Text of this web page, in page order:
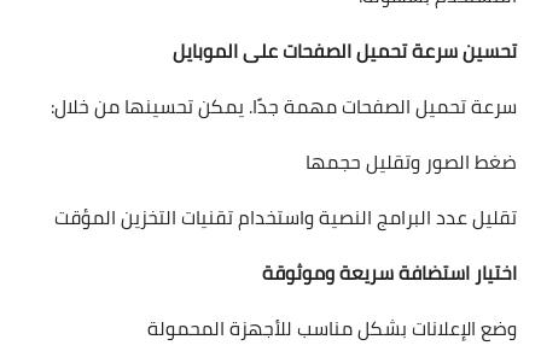
تحسين سرعة تحميل الصفحات على الموبايل
سرعة تحميل الصفحات مهمة جدًا. يمكن تحسينها من خلال:
ضغط الصور وتقليل حجمها
تقليل عدد البرامج النصية واستخدام تقنيات التخزين المؤقت
اختيار استضافة سريعة وموثوقة
وضع الإعلانات بشكل مناسب للأجهزة المحمولة